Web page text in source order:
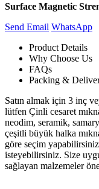
Surface Magnetic
Send Email Whats​App
Product Details
Why Choose Us
FAQs
Packing &
Satın almak için 3 inç
lütfen Çinli cesaret
neodim, seramik,
çeşitli büyük halka
göre seçim
isteyebilirsiniz. Size
sağlayan malzemeler